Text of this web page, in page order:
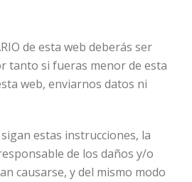
de esta web deberás ser
tanto si fueras menor de esta
web, enviarnos datos ni
estas instrucciones, la
de los daños y/o
causarse, y del mismo modo